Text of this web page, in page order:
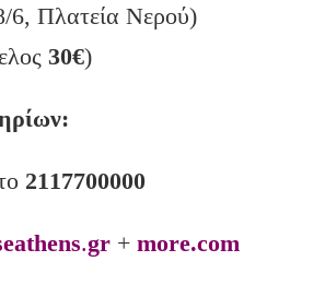
6, Πλατεία Νερού)
30€)
2117700000
.gr + more.com